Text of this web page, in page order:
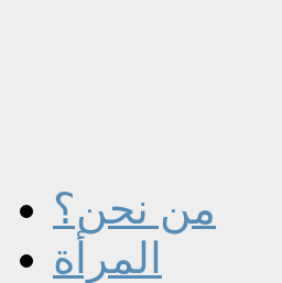
من نحن؟
المرأة